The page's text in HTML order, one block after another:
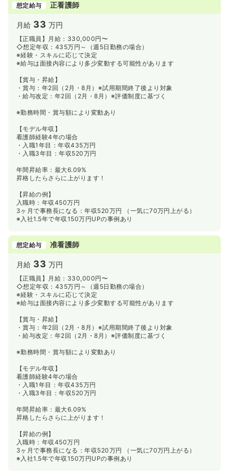
想定給与 正看護師
月給 33 万円
【正職員】月給：330,000円〜
◇想定年収：435万円～（週5日勤務の場合）
※経験・スキルに応じて決定
※給与は面接内容により多少変動する可能性があります
【賞与・昇給】
・賞与：年2回（2月・8月）※試用期間終了後より対象
・給与改定：年2回（2月・8月）※評価制度に基づく
※勤務時間・賞与額により変動あり
【モデル年収】
看護師経験4年の場合
・入職1年目：年収435万円
・入職3年目：年収520万円
年間昇給率：最大6.09%
昇格したらさらに上がります！
【昇給の例】
入職時：年収450万円
3ヶ月で事務長になる：年収520万円 （一気に70万円上がる）
※入社1.5年で年収150万円UPの事例あり
想定給与 准看護師
月給 33 万円
【正職員】月給：330,000円〜
◇想定年収：435万円～（週5日勤務の場合）
※経験・スキルに応じて決定
※給与は面接内容により多少変動する可能性があります
【賞与・昇給】
・賞与：年2回（2月・8月）※試用期間終了後より対象
・給与改定：年2回（2月・8月）※評価制度に基づく
※勤務時間・賞与額により変動あり
【モデル年収】
看護師経験4年の場合
・入職1年目：年収435万円
・入職3年目：年収520万円
年間昇給率：最大6.09%
昇格したらさらに上がります！
【昇給の例】
入職時：年収450万円
3ヶ月で事務長になる：年収520万円 （一気に70万円上がる）
※入社1.5年で年収150万円UPの事例あり